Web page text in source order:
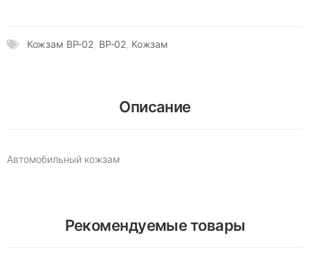
Кожзам ВР-02 ВР-02 Кожзам
Описание
Автомобильный кожзам
Рекомендуемые товары